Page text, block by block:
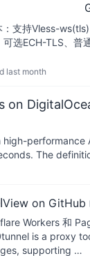
支持Vless-
选ECH-TLS、普
last month
on
performance
The
View on GitHub
Workers 和
is a proxy
supporting …